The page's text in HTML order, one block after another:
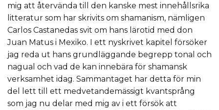
mig att återvända till den kanske mest innehållsrika
litteratur som har skrivits om shamanism, nämligen
Carlos Castanedas svit om hans lärotid med don
Juan Matus i Mexiko. I ett nyskrivet kapitel försöker
jag reda ut hans grundläggande begrepp tonal och
nagual och vad de kan innebära för shamansk
verksamhet idag. Sammantaget har detta för min
del lett till ett medvetandemässigt kvantsprång
som jag nu delar med mig av i ett försök att